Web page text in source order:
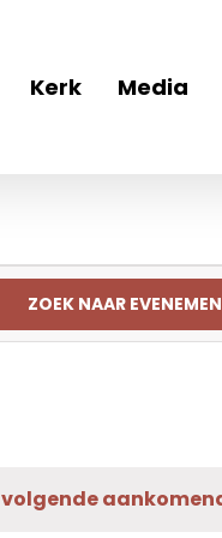
Kerk Media
volgende
ZOEK NAAR